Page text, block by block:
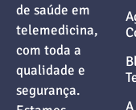
de saúde em
telemedicina,
com toda a
qualidade e
segurança.